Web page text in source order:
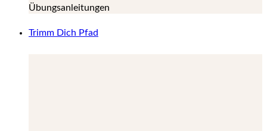
Übungsanleitungen
Trimm Dich Pfad